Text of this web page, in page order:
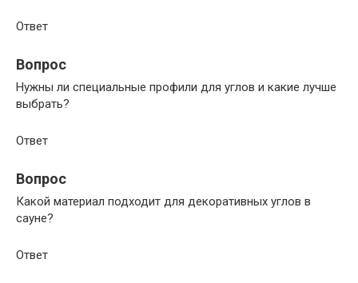
Ответ
Вопрос
Нужны ли специальные профили для углов и какие лучше
выбрать?
Ответ
Вопрос
Какой материал подходит для декоративных углов в
сауне?
Ответ